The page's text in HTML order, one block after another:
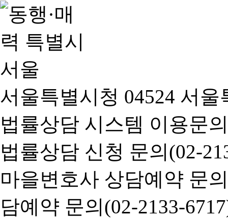
서울특별시청 04524 서
법률상담 시스템 이용문
법률상담 신청 문의(02-
마을변호사 상담예약 문
담예약 문의(02-2133-